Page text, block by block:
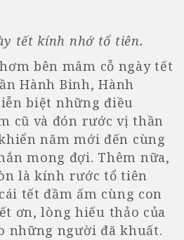
tết kính nhớ tổ tiên.
bên mâm cỗ ngày tết
Hành Binh, Hành
biệt những điều
cũ và đón rước vị thần
năm mới đến cùng
mong đợi. Thêm nữa,
là kính rước tổ tiên
tết đầm ấm cùng con
ơn, lòng hiếu thảo của
những người đã khuất.